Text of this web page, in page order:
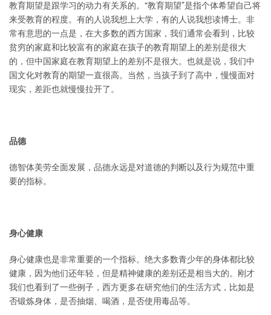
教育期望是跟学习的动力有关系的。“教育期望”是指个体希望自己将
来受教育的程度。有的人说我想上大学，有的人说我想读博士。非
常有意思的一点是，在大多数的西方国家，我们通常会看到，比较
贫穷的家庭和比较富有的家庭在孩子的教育期望上的差别是很大
的，但中国家庭在教育期望上的差别不是很大。也就是说，我们中
国文化对教育的期望一直很高。当然，当孩子到了高中，慢慢面对
现实，差距也就慢慢拉开了。
品德
德智体美劳全面发展，品德永远是对道德的判断以及行为规范中重
要的指标。
身心健康
身心健康也是非常重要的一个指标。绝大多数青少年的身体都比较
健康，因为他们还年轻，但是精神健康的差别还是相当大的。刚才
我们也看到了一些例子，西方更多在研究他们的生活方式，比如是
否锻炼身体，是否抽烟、喝酒，是否使用毒品等。